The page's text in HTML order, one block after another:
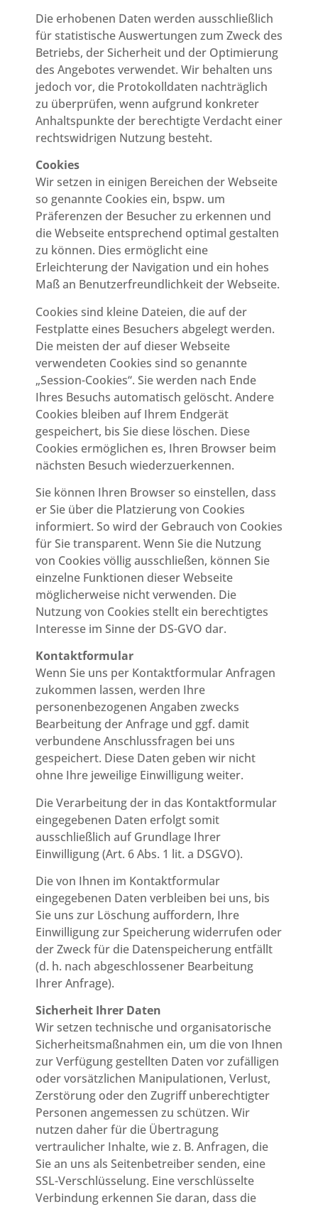
Die erhobenen Daten werden ausschließlich
für statistische Auswertungen zum Zweck des
Betriebs, der Sicherheit und der Optimierung
des Angebotes verwendet. Wir behalten uns
jedoch vor, die Protokolldaten nachträglich
zu überprüfen, wenn aufgrund konkreter
Anhaltspunkte der berechtigte Verdacht einer
rechtswidrigen Nutzung besteht.
Cookies
Wir setzen in einigen Bereichen der Webseite
so genannte Cookies ein, bspw. um
Präferenzen der Besucher zu erkennen und
die Webseite entsprechend optimal gestalten
zu können. Dies ermöglicht eine
Erleichterung der Navigation und ein hohes
Maß an Benutzerfreundlichkeit der Webseite.
Cookies sind kleine Dateien, die auf der
Festplatte eines Besuchers abgelegt werden.
Die meisten der auf dieser Webseite
verwendeten Cookies sind so genannte
„Session-Cookies“. Sie werden nach Ende
Ihres Besuchs automatisch gelöscht. Andere
Cookies bleiben auf Ihrem Endgerät
gespeichert, bis Sie diese löschen. Diese
Cookies ermöglichen es, Ihren Browser beim
nächsten Besuch wiederzuerkennen.
Sie können Ihren Browser so einstellen, dass
er Sie über die Platzierung von Cookies
informiert. So wird der Gebrauch von Cookies
für Sie transparent. Wenn Sie die Nutzung
von Cookies völlig ausschließen, können Sie
einzelne Funktionen dieser Webseite
möglicherweise nicht verwenden. Die
Nutzung von Cookies stellt ein berechtigtes
Interesse im Sinne der DS-GVO dar.
Kontaktformular
Wenn Sie uns per Kontaktformular Anfragen
zukommen lassen, werden Ihre
personenbezogenen Angaben zwecks
Bearbeitung der Anfrage und ggf. damit
verbundene Anschlussfragen bei uns
gespeichert. Diese Daten geben wir nicht
ohne Ihre jeweilige Einwilligung weiter.
Die Verarbeitung der in das Kontaktformular
eingegebenen Daten erfolgt somit
ausschließlich auf Grundlage Ihrer
Einwilligung (Art. 6 Abs. 1 lit. a DSGVO).
Die von Ihnen im Kontaktformular
eingegebenen Daten verbleiben bei uns, bis
Sie uns zur Löschung auffordern, Ihre
Einwilligung zur Speicherung widerrufen oder
der Zweck für die Datenspeicherung entfällt
(d. h. nach abgeschlossener Bearbeitung
Ihrer Anfrage).
Sicherheit Ihrer Daten
Wir setzen technische und organisatorische
Sicherheitsmaßnahmen ein, um die von Ihnen
zur Verfügung gestellten Daten vor zufälligen
oder vorsätzlichen Manipulationen, Verlust,
Zerstörung oder den Zugriff unberechtigter
Personen angemessen zu schützen. Wir
nutzen daher für die Übertragung
vertraulicher Inhalte, wie z. B. Anfragen, die
Sie an uns als Seitenbetreiber senden, eine
SSL-Verschlüsselung. Eine verschlüsselte
Verbindung erkennen Sie daran, dass die